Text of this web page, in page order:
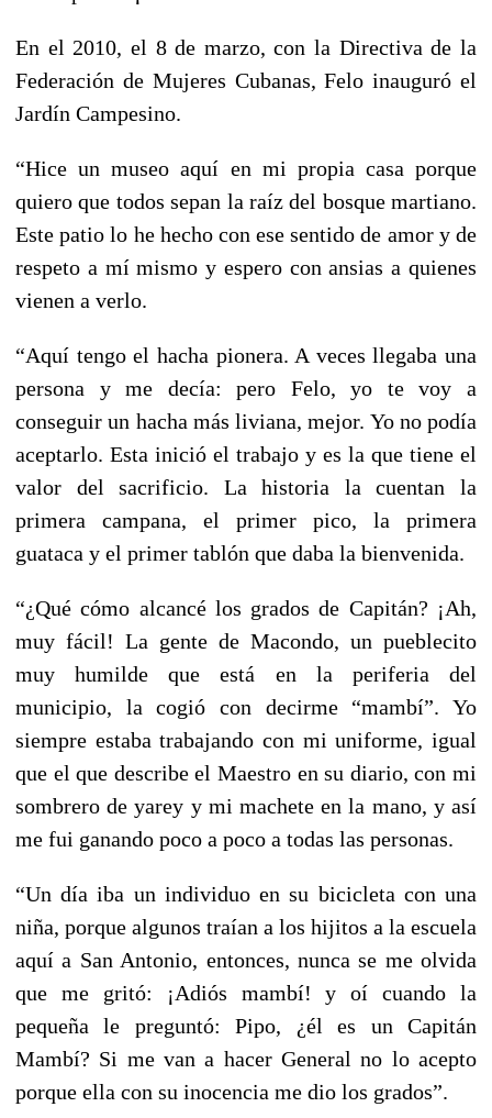
En el 2010, el 8 de marzo, con la Directiva de la
Federación de Mujeres Cubanas, Felo inauguró el
Jardín Campesino.
“Hice un museo aquí en mi propia casa porque
quiero que todos sepan la raíz del bosque martiano.
Este patio lo he hecho con ese sentido de amor y de
respeto a mí mismo y espero con ansias a quienes
vienen a verlo.
“Aquí tengo el hacha pionera. A veces llegaba una
persona y me decía: pero Felo, yo te voy a
conseguir un hacha más liviana, mejor. Yo no podía
aceptarlo. Esta inició el trabajo y es la que tiene el
valor del sacrificio. La historia la cuentan la
primera campana, el primer pico, la primera
guataca y el primer tablón que daba la bienvenida.
“¿Qué cómo alcancé los grados de Capitán? ¡Ah,
muy fácil! La gente de Macondo, un pueblecito
muy humilde que está en la periferia del
municipio, la cogió con decirme “mambí”. Yo
siempre estaba trabajando con mi uniforme, igual
que el que describe el Maestro en su diario, con mi
sombrero de yarey y mi machete en la mano, y así
me fui ganando poco a poco a todas las personas.
“Un día iba un individuo en su bicicleta con una
niña, porque algunos traían a los hijitos a la escuela
aquí a San Antonio, entonces, nunca se me olvida
que me gritó: ¡Adiós mambí! y oí cuando la
pequeña le preguntó: Pipo, ¿él es un Capitán
Mambí? Si me van a hacer General no lo acepto
porque ella con su inocencia me dio los grados”.